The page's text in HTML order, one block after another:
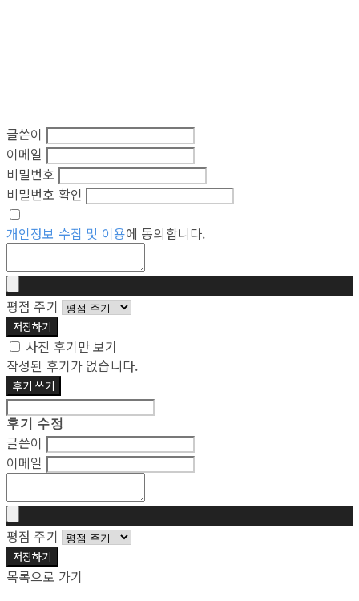
글쓴이
이메일
비밀번호
비밀번호 확인
개인정보 수집 및 이용에 동의합니다.
평점 주기
저장하기
사진 후기만 보기
작성된 후기가 없습니다.
후기 쓰기
후기 수정
글쓴이
이메일
평점 주기
저장하기
목록으로 가기